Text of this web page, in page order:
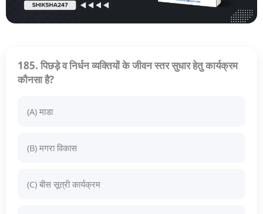
185. पिछड़े व निर्धन व्यक्तियों के जीवन स्तर सुधार हेतु कार्यक्रम
कौनसा है?
(A) माडा
(B) मगरा विकास
(C) बीस सूत्री कार्यक्रम